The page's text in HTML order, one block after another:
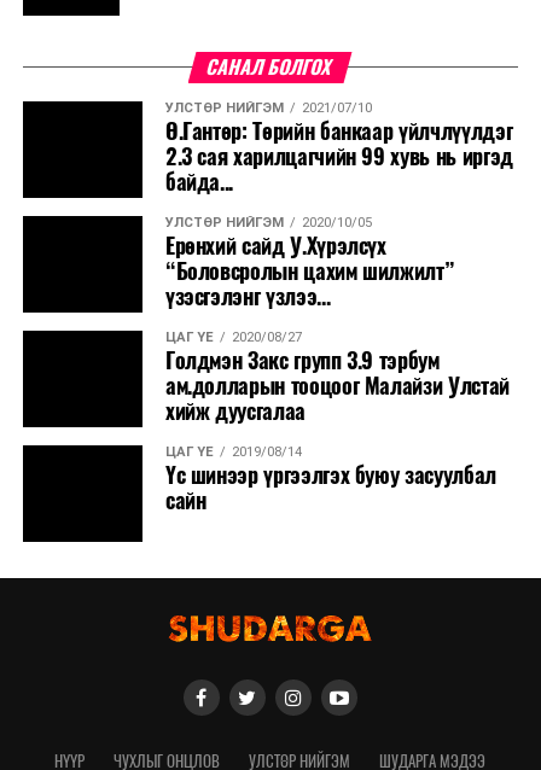
хэм, Их нууруудын хотгор, говийн бүс нутгийн
хэм дулаан байна. 9-нд баруун болон төвийн
аймгуудын нутгийн хойд хэсгээр, 10-наас ихэнх
нутгаар сэрүүснэ.
САНАЛ БОЛГОХ
УЛСТӨР НИЙГЭМ 2021/07/10
Ө.Гантөр: Төрийн банкаар үйлчлүүлдэг
2.3 сая харилцагчийн 99 хувь нь иргэд
байда...
УЛСТӨР НИЙГЭМ 2020/10/05
Ерөнхий сайд У.Хүрэлсүх
“Боловсролын цахим шилжилт”
үзэсгэлэнг үзлээ...
ЦАГ ҮЕ 2020/08/27
Голдмэн Закс групп 3.9 тэрбум
ам.долларын тооцоог Малайзи Улстай
хийж дуусгалаа
ЦАГ ҮЕ 2019/08/14
Үс шинээр үргээлгэх буюу засуулбал
сайн
НҮҮР ЧУХЛЫГ ОНЦЛОВ УЛСТӨР НИЙГЭМ ШУДАРГА МЭДЭЭ